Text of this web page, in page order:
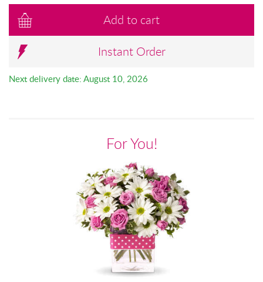
Add to cart
Instant Order
Next delivery date: August 10, 2026
For You!